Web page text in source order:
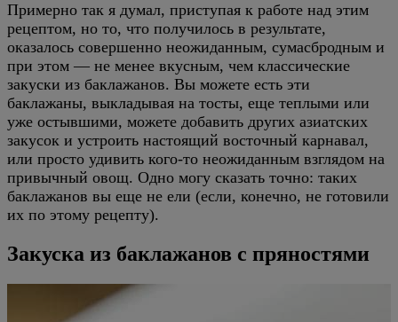
Примерно так я думал, приступая к работе над этим
рецептом, но то, что получилось в результате,
оказалось совершенно неожиданным, сумасбродным и
при этом — не менее вкусным, чем классические
закуски из баклажанов. Вы можете есть эти
баклажаны, выкладывая на тосты, еще теплыми или
уже остывшими, можете добавить других азиатских
закусок и устроить настоящий восточный карнавал,
или просто удивить кого-то неожиданным взглядом на
привычный овощ. Одно могу сказать точно: таких
баклажанов вы еще не ели (если, конечно, не готовили
их по этому рецепту).
Закуска из баклажанов с пряностями